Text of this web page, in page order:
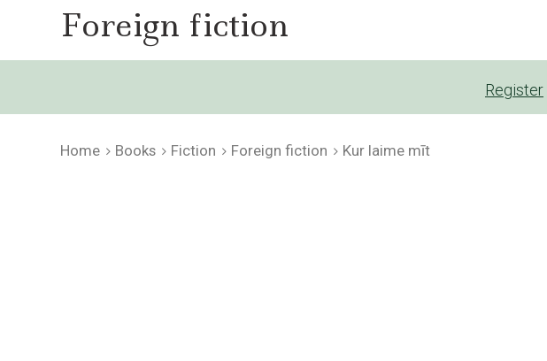
Foreign fiction
Register
Home Books Fiction Foreign fiction Kur laime mīt